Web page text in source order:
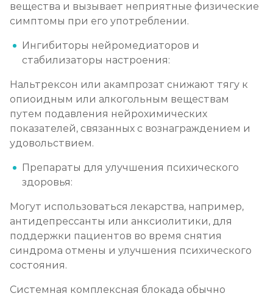
Вшивание Торпедо
Раскодирование от алкоголизма
от 1 800 ₽ Записаться
Мотивация на лечение алкоголизма
от 2 150 ₽
Лечение алкоголизма амбулаторно
от 1 100 ₽ Записаться
Лечение алкоголизма в стационаре (сутки)
вещества и вызывает неприятные физические
симптомы при его употреблении.
Ингибиторы нейромедиаторов и
стабилизаторы настроения:
Нальтрексон или акампрозат снижают тягу к
опиоидным или алкогольным веществам
путем подавления нейрохимических
показателей, связанных с вознаграждением и
удовольствием.
Препараты для улучшения психического
здоровья:
Могут использоваться лекарства, например,
антидепрессанты или анксиолитики, для
поддержки пациентов во время снятия
синдрома отмены и улучшения психического
состояния.
Системная комплексная блокада обычно